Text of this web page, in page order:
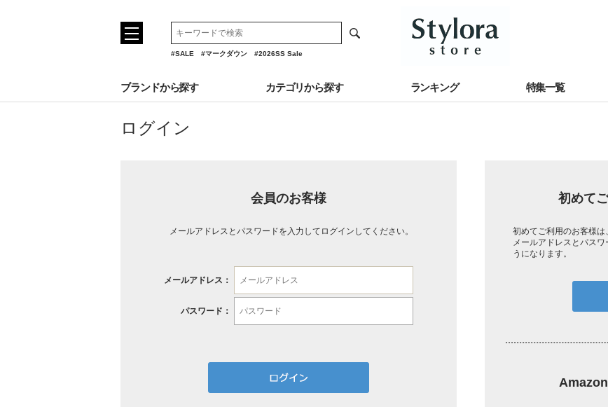
#SALE #マークダウン #2026SS Sale
ブランドから探す カテゴリから探す ランキング 特集一覧
ログイン
会員のお客様
メールアドレスとパスワードを入力してログインしてください。
メールアドレス：
パスワード：
初めて
初めてご利用のお客様は
メールアドレスとパス
うになります。